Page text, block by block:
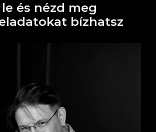
és nézd meg
bízhatsz